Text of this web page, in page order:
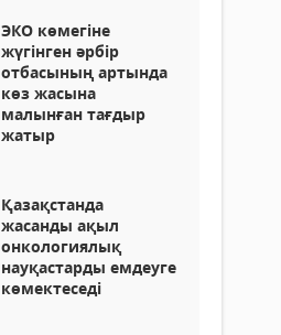
ЭКО көмегіне
жүгінген әрбір
отбасының артында
көз жасына
малынған тағдыр
жатыр
Қазақстанда
жасанды ақыл
онкологиялық
науқастарды емдеуге
көмектеседі